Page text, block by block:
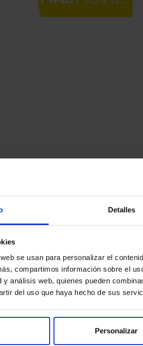
Detalles
se usan para personalizar el
compartimos información sobre el
y análisis web, quienes pueden
del uso que haya hecho de sus
Personalizar
¿Cómo funciona